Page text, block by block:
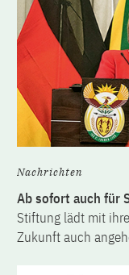
Nachrichten
Ab sofort auch für
Stiftung lädt mit
Zukunft auch